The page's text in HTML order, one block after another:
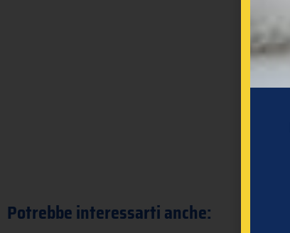
Potrebbe interessarti anche: